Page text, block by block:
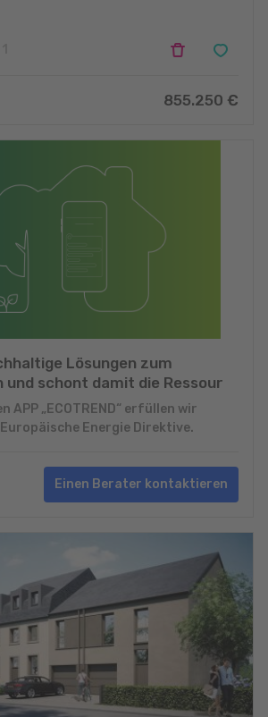
855.250 €
Lösungen zum
und schont damit die Ressour
APP „ECOTREND“ erfüllen wir
Energie Direktive.
Einen Berater kontaktieren